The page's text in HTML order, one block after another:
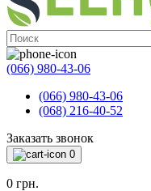
(066) 980-43-06
(066) 980-43-06
(068) 216-40-52
Заказать звонок
0
0 грн.